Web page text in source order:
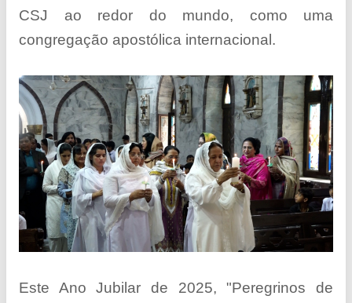
CSJ ao redor do mundo, como uma
congregação apostólica internacional.
Este Ano Jubilar de 2025, "Peregrinos de